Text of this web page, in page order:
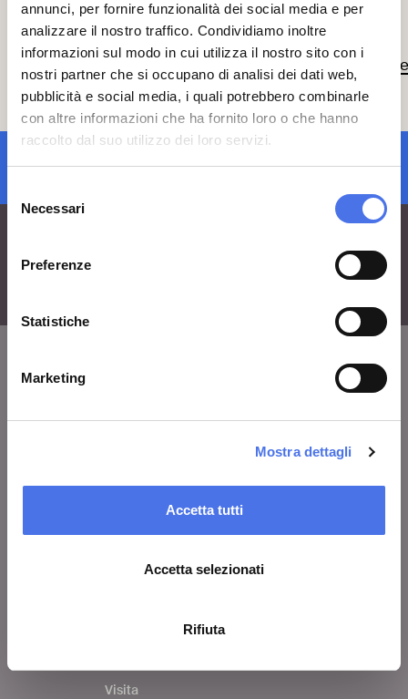
annunci, per fornire funzionalità dei social media e per
analizzare il nostro traffico. Condividiamo inoltre
informazioni sul modo in cui utilizza il nostro sito con i
nostri partner che si occupano di analisi dei dati web,
pubblicità e social media, i quali potrebbero combinarle
con altre informazioni che ha fornito loro o che hanno
raccolto dal suo utilizzo dei loro servizi.
delNecessari
Preferenze
Statistiche
Marketing
Mostra dettagli
Accetta tutti
Accetta selezionati
Rifiuta
Link al bando:
https://apps.uniroma3.it/public/bando2022/
s=617
iscrizione newsletter
Chi siamo
Area stampa
COSA FARE
Visita